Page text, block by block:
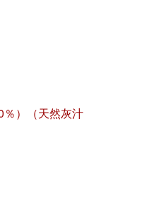
）（天然灰汁